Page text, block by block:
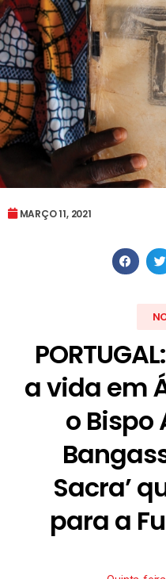
MARÇO 11, 2021
a vida em
o Bispo
Sacra’
para a